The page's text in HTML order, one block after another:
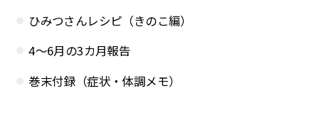
ひみつさんレシピ（きのこ編）
4〜6月の3カ月報告
巻末付録（症状・体調メモ）